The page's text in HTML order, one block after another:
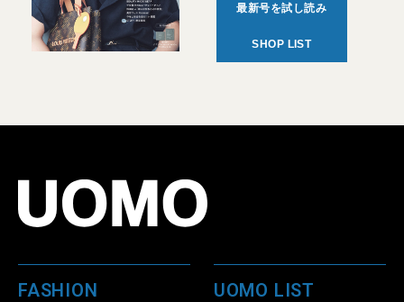
最新号を試し読み
SHOP LIST
FASHION UOMO LIST